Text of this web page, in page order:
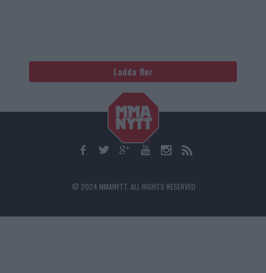
Ladda fler
© 2024 MMANYTT. ALL RIGHTS RESERVED